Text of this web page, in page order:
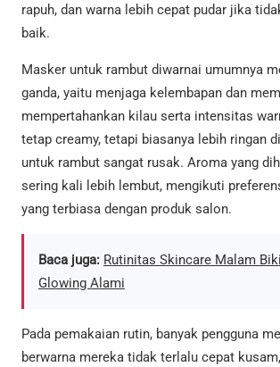
rapuh, dan warna lebih cepat pudar jika
baik.
Masker untuk rambut diwarnai umumnya
ganda, yaitu menjaga kelembapan dan
mempertahankan kilau serta intensitas
tetap creamy, tetapi biasanya lebih ringan
untuk rambut sangat rusak. Aroma yang
sering kali lebih lembut, mengikuti
yang terbiasa dengan produk salon.
Baca juga: Rutinitas Skincare Malam
Glowing Alami
Pada pemakaian rutin, banyak pengguna
berwarna mereka tidak terlalu cepat